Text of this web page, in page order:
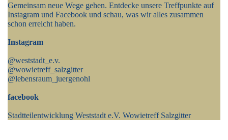
Gemeinsam neue Wege gehen. Entdecke unsere Treffpunkte auf
Instagram und Facebook und schau, was wir alles zusammen
schon erreicht haben.
Instagram
@weststadt_e.v.
@wowietreff_salzgitter
@lebensraum_juergenohl
facebook
Stadtteilentwicklung Weststadt e.V. Wowietreff Salzgitter